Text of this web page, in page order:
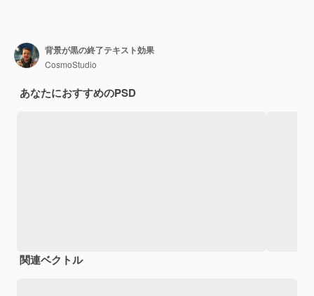
背景が黒の終了テキスト効果
CosmoStudio
あなたにおすすめのPSD
関連ベクトル